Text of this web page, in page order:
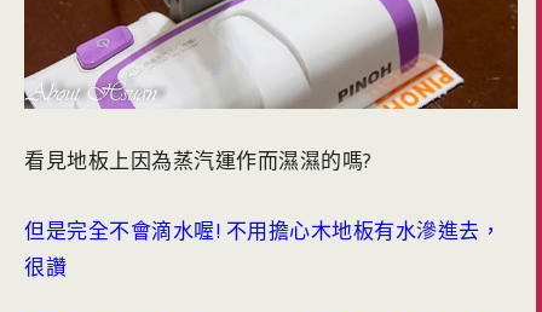
看見地板上因為蒸汽運作而濕濕的嗎?
但是完全不會滴水喔! 不用擔心木地板有水滲進去，
很讚